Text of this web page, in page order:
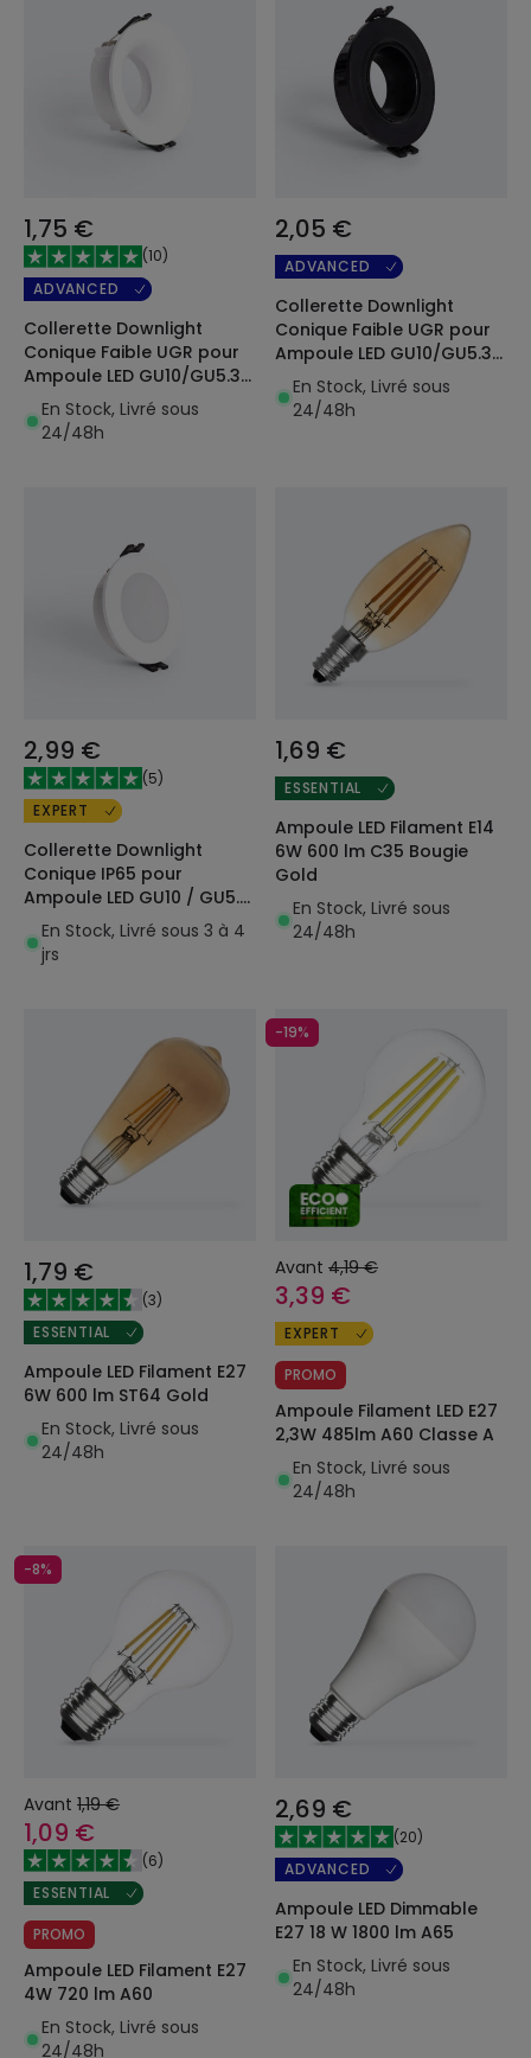
1,75 €
(10)
ADVANCED
Collerette Downlight
Conique Faible UGR pour
Ampoule LED GU10/GU5.3
Coupe Ø 70mm
En Stock, Livré sous
24/48h
2,05 €
ADVANCED
Collerette Downlight
Conique Faible UGR pour
Ampoule LED GU10/GU5.3
Coupe Ø 75mm
En Stock, Livré sous
24/48h
2,99 €
(5)
EXPERT
Collerette Downlight
Conique IP65 pour
Ampoule LED GU10 / GU5.3
Coupe Ø75 mm Minus
En Stock, Livré sous 3 à 4
jrs
1,69 €
ESSENTIAL
Ampoule LED Filament E14
6W 600 lm C35 Bougie
Gold
En Stock, Livré sous
24/48h
1,79 €
(3)
ESSENTIAL
Ampoule LED Filament E27
6W 600 lm ST64 Gold
En Stock, Livré sous
24/48h
-19%
Avant 4,19 €
3,39 €
EXPERT
PROMO
Ampoule Filament LED E27
2,3W 485lm A60 Classe A
En Stock, Livré sous
24/48h
-8%
Avant 1,19 €
1,09 €
(6)
ESSENTIAL
PROMO
Ampoule LED Filament E27
4W 720 lm A60
En Stock, Livré sous
24/48h
2,69 €
(20)
ADVANCED
Ampoule LED Dimmable
E27 18 W 1800 lm A65
En Stock, Livré sous
24/48h